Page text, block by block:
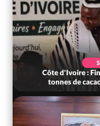
Côte d'Ivoire :
tonnes de